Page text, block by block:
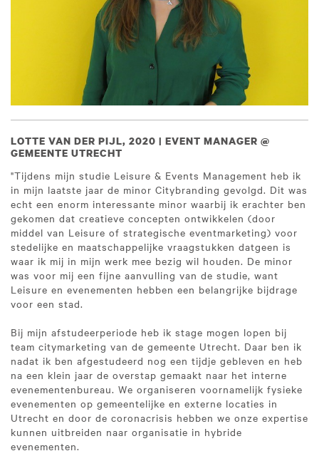
LOTTE VAN DER PIJL, 2020 | EVENT MANAGER @
GEMEENTE UTRECHT
"Tijdens mijn studie Leisure & Events Management heb ik
in mijn laatste jaar de minor Citybranding gevolgd. Dit was
echt een enorm interessante minor waarbij ik erachter ben
gekomen dat creatieve concepten ontwikkelen (door
middel van Leisure of strategische eventmarketing) voor
stedelijke en maatschappelijke vraagstukken datgeen is
waar ik mij in mijn werk mee bezig wil houden. De minor
was voor mij een fijne aanvulling van de studie, want
Leisure en evenementen hebben een belangrijke bijdrage
voor een stad.
Bij mijn afstudeerperiode heb ik stage mogen lopen bij
team citymarketing van de gemeente Utrecht. Daar ben ik
nadat ik ben afgestudeerd nog een tijdje gebleven en heb
na een klein jaar de overstap gemaakt naar het interne
evenementenbureau. We organiseren voornamelijk fysieke
evenementen op gemeentelijke en externe locaties in
Utrecht en door de coronacrisis hebben we onze expertise
kunnen uitbreiden naar organisatie in hybride
evenementen.